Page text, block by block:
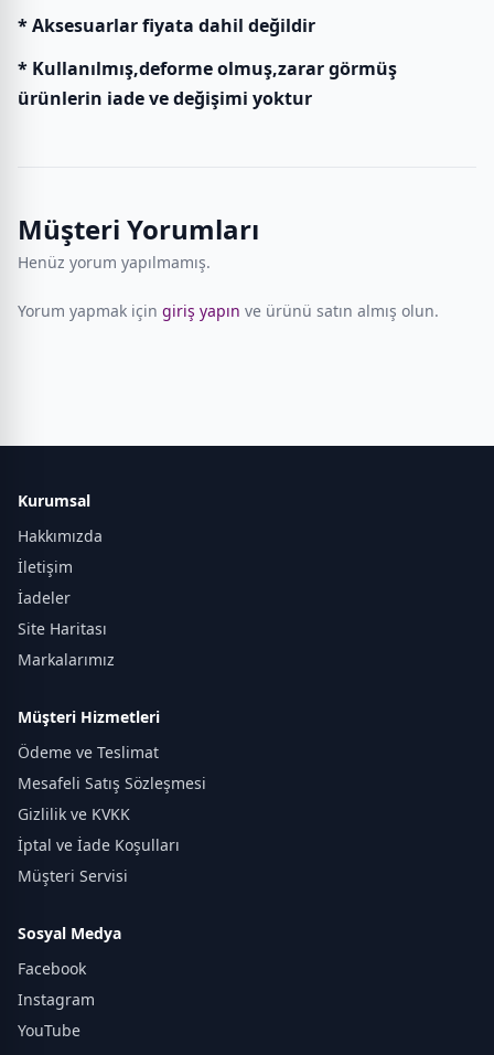
* Aksesuarlar fiyata dahil değildir
* Kullanılmış,deforme olmuş,zarar görmüş
ürünlerin iade ve değişimi yoktur
Müşteri Yorumları
Henüz yorum yapılmamış.
Yorum yapmak için giriş yapın ve ürünü satın almış olun.
Kurumsal
Hakkımızda
İletişim
İadeler
Site Haritası
Markalarımız
Müşteri Hizmetleri
Ödeme ve Teslimat
Mesafeli Satış Sözleşmesi
Gizlilik ve KVKK
İptal ve İade Koşulları
Müşteri Servisi
Sosyal Medya
Facebook
Instagram
YouTube